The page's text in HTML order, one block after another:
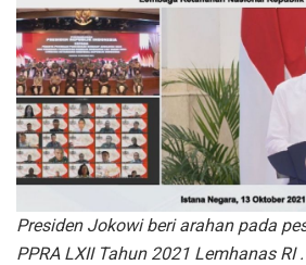
Presiden Jokowi beri arahan pada
PPRA LXII Tahun 2021 Lemhanas RI .